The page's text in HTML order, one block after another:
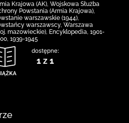
Krajowa (AK), Wojskowa Służba
Powstania (Armia Krajowa),
warszawskie (1944),
warszawscy, Warszawa
mazowieckie), Encyklopedia, 1901-
1939-1945
dostępne:
1 z 1